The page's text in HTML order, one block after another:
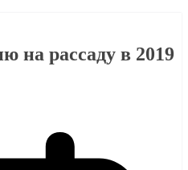
на рассаду в 2019